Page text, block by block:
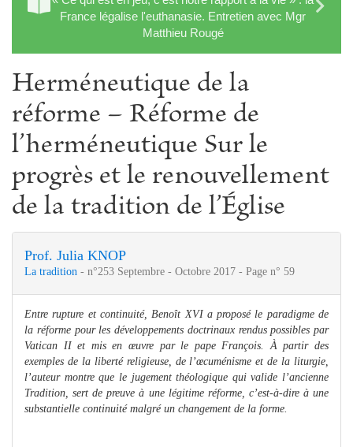
France légalise l'euthanasie. Entretien avec Mgr
Matthieu Rougé
Herméneutique de la
réforme – Réforme de
l’herméneutique Sur le
progrès et le renouvellement
de la tradition de l’Église
Prof. Julia KNOP
La tradition - n°253 Septembre - Octobre 2017 - Page n° 59
Entre rupture et continuité, Benoît XVI a proposé le paradigme de
la réforme pour les développements doctrinaux rendus possibles par
Vatican II et mis en œuvre par le pape François. À partir des
exemples de la liberté religieuse, de l’œcuménisme et de la liturgie,
l’auteur montre que le jugement théologique qui valide l’ancienne
Tradition, sert de preuve à une légitime réforme, c’est-à-dire à une
substantielle continuité malgré un changement de la forme.